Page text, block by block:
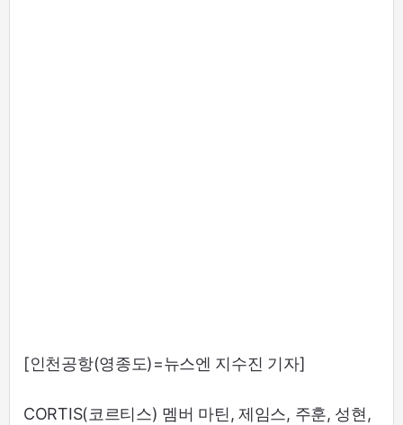
[인천공항(영종도)=뉴스엔 지수진 기자]
CORTIS(코르티스) 멤버 마틴, 제임스, 주훈, 성현,